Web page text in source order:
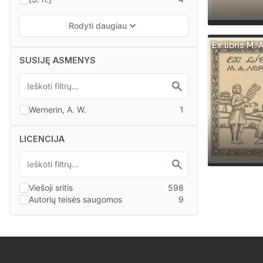
SUSIJĘ ASMENYS
LICENCIJA
Ex libris M.